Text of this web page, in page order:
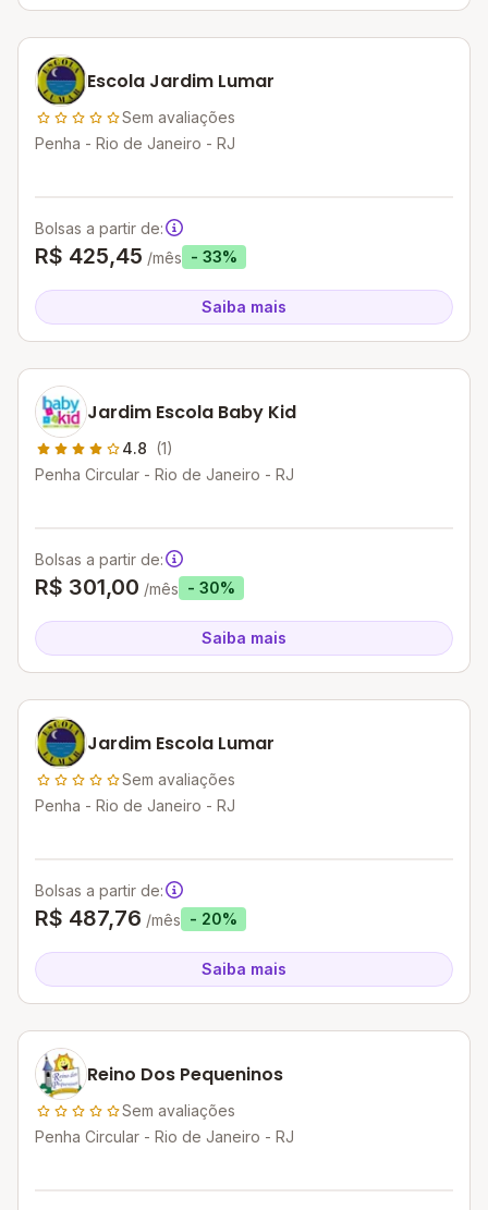
Escola Jardim Lumar
Sem avaliações
Penha - Rio de Janeiro - RJ
Bolsas a partir de:
R$ 425,45 /mês - 33%
Saiba mais
Jardim Escola Baby Kid
4.8 (1)
Penha Circular - Rio de Janeiro - RJ
Bolsas a partir de:
R$ 301,00 /mês - 30%
Saiba mais
Jardim Escola Lumar
Sem avaliações
Penha - Rio de Janeiro - RJ
Bolsas a partir de:
R$ 487,76 /mês - 20%
Saiba mais
Reino Dos Pequeninos
Sem avaliações
Penha Circular - Rio de Janeiro - RJ